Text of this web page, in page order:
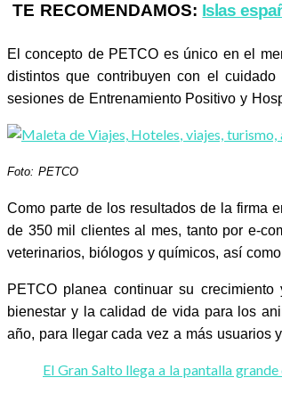
TE RECOMENDAMOS: Islas
El concepto de PETCO es único en el
distintos que contribuyen con el
sesiones de Entrenamiento Positivo y
Foto: PETCO
Como parte de los resultados de la firma
de 350 mil clientes al mes, tanto por e-
veterinarios, biólogos y químicos, así
PETCO planea continuar su
bienestar y la calidad de vida para los
año, para llegar cada vez a más usuarios
El Gran Salto llega a la pantalla